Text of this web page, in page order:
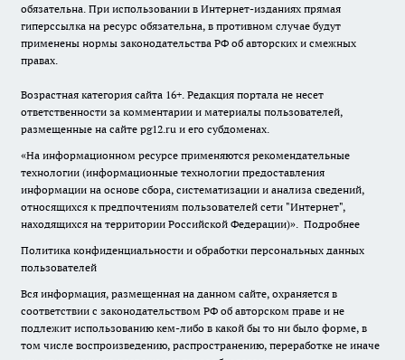
обязательна. При использовании в Интернет-изданиях прямая
гиперссылка на ресурс обязательна, в противном случае будут
применены нормы законодательства РФ об авторских и смежных
правах.
Возрастная категория сайта 16+. Редакция портала не несет
ответственности за комментарии и материалы пользователей,
размещенные на сайте pg12.ru и его субдоменах.
«На информационном ресурсе применяются рекомендательные
технологии (информационные технологии предоставления
информации на основе сбора, систематизации и анализа сведений,
относящихся к предпочтениям пользователей сети "Интернет",
находящихся на территории Российской Федерации)». Подробнее
Политика конфиденциальности и обработки персональных данных
пользователей
Вся информация, размещенная на данном сайте, охраняется в
соответствии с законодательством РФ об авторском праве и не
подлежит использованию кем-либо в какой бы то ни было форме, в
том числе воспроизведению, распространению, переработке не иначе